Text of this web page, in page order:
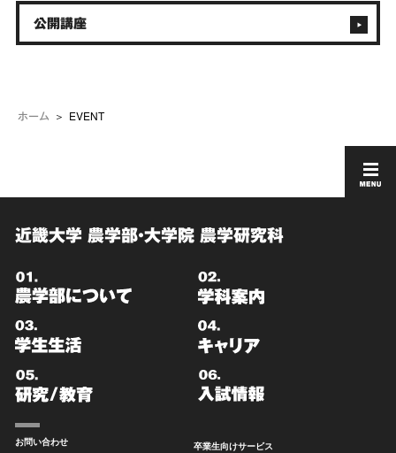
ホーム EVENT
公開講座
近畿大学 農学部・大学院 農学研究科
お問い合わせ
卒業生向けサービス